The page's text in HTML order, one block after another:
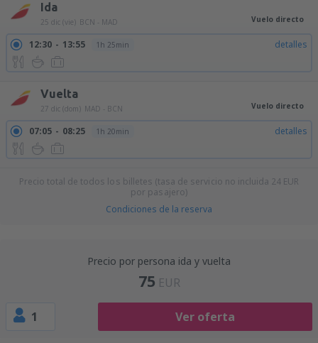
Ida
25 dic (vie) BCN - MAD Vuelo directo
12:30 13:55 1h 25min detalles
Vuelta
27 dic (dom) MAD - BCN Vuelo directo
07:05 08:25 1h 20min detalles
Precio total de todos los billetes (tasa de servicio no incluida 24 EUR
por pasajero)
Condiciones de la reserva
Precio por persona ida y vuelta
75 EUR
1 Ver oferta